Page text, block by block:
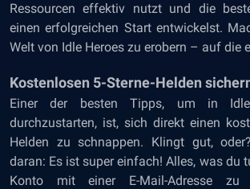
Ressourcen effektiv nutzt und die
einen erfolgreichen Start entwickelst.
Welt von Idle Heroes zu erobern – auf die
Kostenlosen 5-Sterne-Helden
Einer der besten Tipps, um in
durchzustarten, ist, sich direkt einen
Helden zu schnappen. Klingt gut,
daran: Es ist super einfach! Alles, was du
Konto mit einer E-Mail-Adresse zu